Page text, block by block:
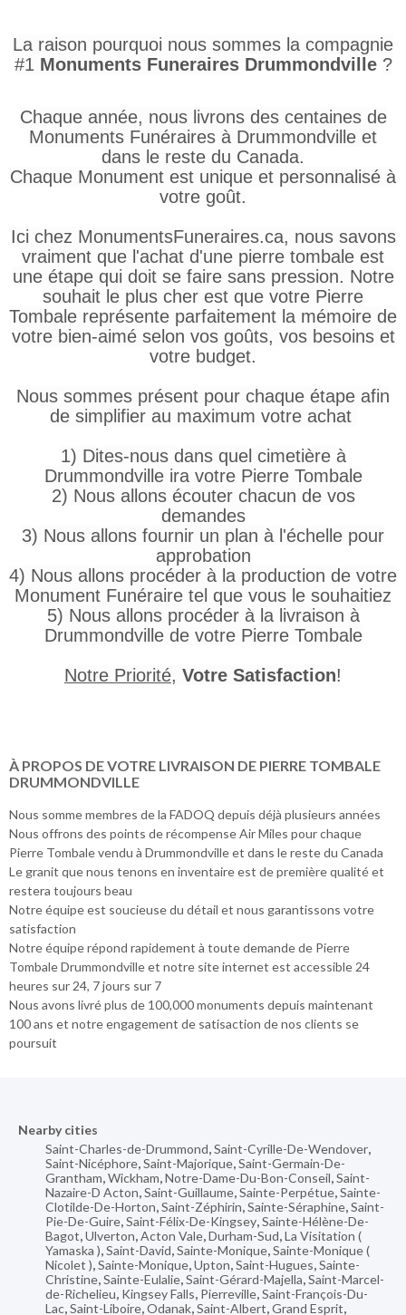
La raison pourquoi nous sommes la compagnie
#1 Monuments Funeraires Drummondville ?
Chaque année, nous livrons des centaines de
Monuments Funéraires à Drummondville et
dans le reste du Canada.
Chaque Monument est unique et personnalisé à
votre goût.
Ici chez MonumentsFuneraires.ca, nous savons
vraiment que l'achat d'une pierre tombale est
une étape qui doit se faire sans pression. Notre
souhait le plus cher est que votre Pierre
Tombale représente parfaitement la mémoire de
votre bien-aimé selon vos goûts, vos besoins et
votre budget.
Nous sommes présent pour chaque étape afin
de simplifier au maximum votre achat
1) Dites-nous dans quel cimetière à
Drummondville ira votre Pierre Tombale
2) Nous allons écouter chacun de vos
demandes
3) Nous allons fournir un plan à l'échelle pour
approbation
4) Nous allons procéder à la production de votre
Monument Funéraire tel que vous le souhaitiez
5) Nous allons procéder à la livraison à
Drummondville de votre Pierre Tombale
Notre Priorité, Votre Satisfaction!
À PROPOS DE VOTRE LIVRAISON DE PIERRE TOMBALE
DRUMMONDVILLE
Nous somme membres de la FADOQ depuis déjà plusieurs années
Nous offrons des points de récompense Air Miles pour chaque
Pierre Tombale vendu à Drummondville et dans le reste du Canada
Le granit que nous tenons en inventaire est de première qualité et
restera toujours beau
Notre équipe est soucieuse du détail et nous garantissons votre
satisfaction
Notre équipe répond rapidement à toute demande de Pierre
Tombale Drummondville et notre site internet est accessible 24
heures sur 24, 7 jours sur 7
Nous avons livré plus de 100,000 monuments depuis maintenant
100 ans et notre engagement de satisaction de nos clients se
poursuit
Nearby cities
Saint-Charles-de-Drummond,Saint-Cyrille-De-Wendover,
Saint-Nicéphore,Saint-Majorique,Saint-Germain-De-
Grantham,Wickham,Notre-Dame-Du-Bon-Conseil,Saint-
Nazaire-D Acton,Saint-Guillaume,Sainte-Perpétue,Sainte-
Clotilde-De-Horton,Saint-Zéphirin,Sainte-Séraphine,Saint-
Pie-De-Guire,Saint-Félix-De-Kingsey,Sainte-Hélène-De-
Bagot,Ulverton,Acton Vale,Durham-Sud,La Visitation (
Yamaska ),Saint-David,Sainte-Monique,Sainte-Monique (
Nicolet ),Sainte-Monique,Upton,Saint-Hugues,Sainte-
Christine,Sainte-Eulalie,Saint-Gérard-Majella,Saint-Marcel-
de-Richelieu, Kingsey Falls, Pierreville,Saint-François-Du-
Lac,Saint-Liboire,Odanak,Saint-Albert,Grand Esprit,